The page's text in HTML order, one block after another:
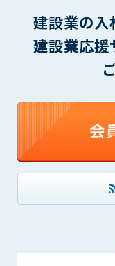
建設業の入
建設業応援
(1) 登録されている
と管理者が、判断
(2) 建設資料館の運
(3) 広告掲載料金の
第8条（サービスの
管理者は、会員の承
廃止を含み)し、本サ
できるものとします
被った損害について
ビスの提供に関連し
個人情報といいます